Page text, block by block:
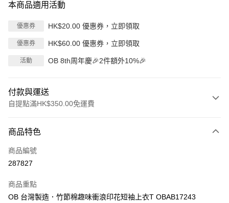
本商品適用活動
優惠券 HK$20.00 優惠券，立即領取
優惠券 HK$60.00 優惠券，立即領取
活動 OB 8th周年慶🎉2件額外10%🎉
付款與運送
自提點滿HK$350.00免運費
信用卡
Apple Pay
PayMe
商品特色
商品編號
287827
商品重點
OB 台灣製造．竹節棉趣味衝浪印花短袖上衣T OBAB17243